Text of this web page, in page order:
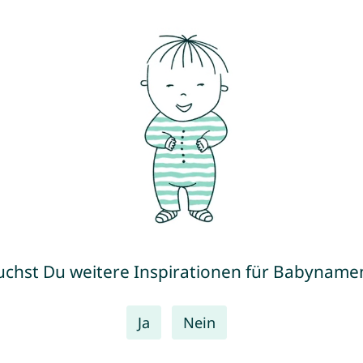
Du weitere Inspirationen für
Ja Nein